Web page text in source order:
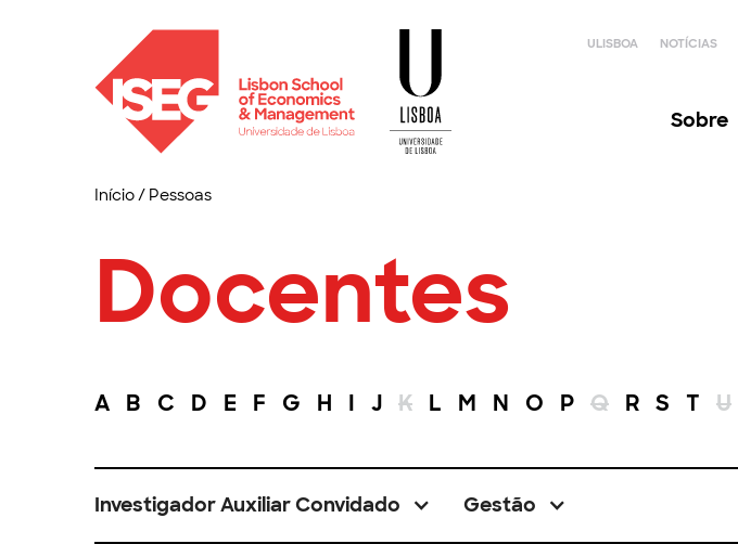
ULISBOA NOTÍCIAS
Sobre
Início/ Pessoas
Docentes
A B C D E F G H I J K L M N O P Q R S T U
Investigador Auxiliar Convidado Gestão